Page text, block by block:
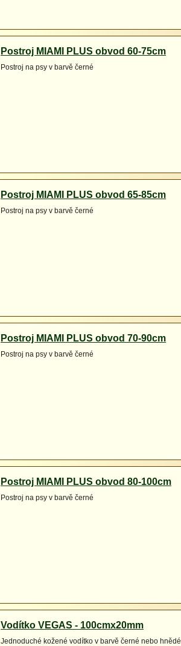
Postroj MIAMI PLUS obvod 60-75cm
Postroj na psy v barvě černé
Postroj MIAMI PLUS obvod 65-85cm
Postroj na psy v barvě černé
Postroj MIAMI PLUS obvod 70-90cm
Postroj na psy v barvě černé
Postroj MIAMI PLUS obvod 80-100cm
Postroj na psy v barvě černé
Vodítko VEGAS - 100cmx20mm
Jednoduché kožené vodítko v barvě černé nebo hnědé